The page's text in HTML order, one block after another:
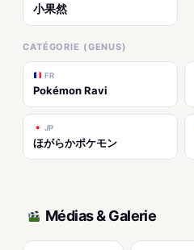
小果然
CATÉGORIE (GENUS)
FR
Pokémon Ravi
JP
ほがらかポケモン
Médias & Galerie